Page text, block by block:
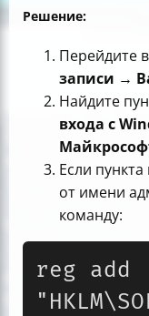
Решение:
Перейдите в
записи →
Найдите
входа с
Если
от имени
команду:
reg add